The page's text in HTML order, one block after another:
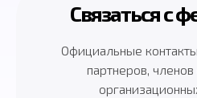
Связаться с
Официальные
партнеров,